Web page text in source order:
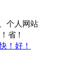
个人网站
省！
！好！